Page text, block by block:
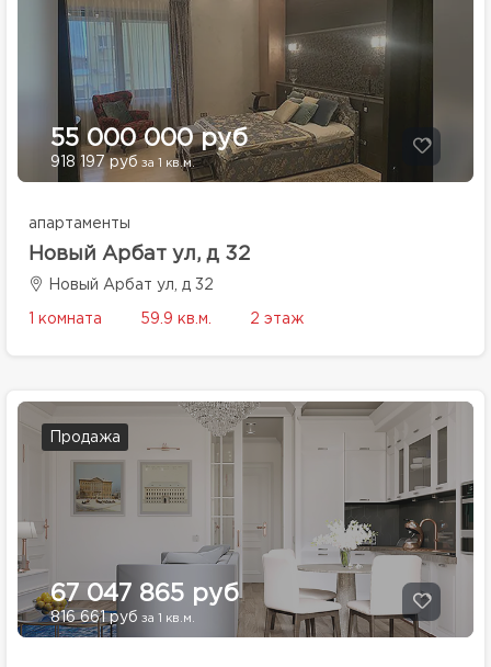
55 000 000 руб
918 197 руб за 1 кв.м.
апартаменты
Новый Арбат ул, д 32
Новый Арбат ул, д 32
1 комната 59.9 кв.м. 2 этаж
Продажа
67 047 865 руб
816 661 руб за 1 кв.м.